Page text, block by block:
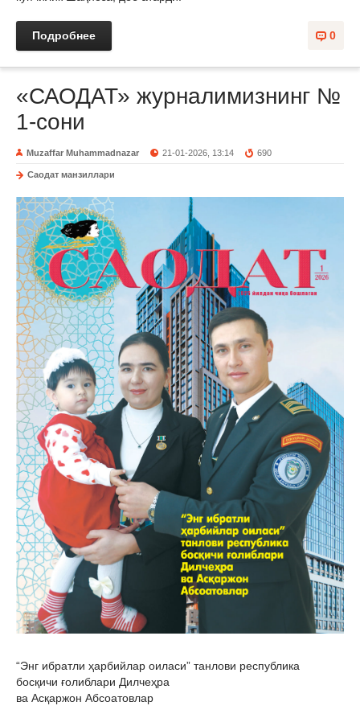
0
Подробнее
«САОДАТ» журналимизнинг №
1-сони
Muzaffar Muhammadnazar 21-01-2026, 13:14 690
Саодат манзиллари
“Энг ибратли ҳарбийлар оиласи” танлови республика
босқичи ғолиблари Дилчеҳра
ва Асқаржон Абсоатовлар